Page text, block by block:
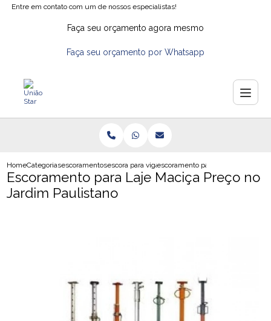
Entre em contato com um de nossos especialistas!
Faça seu orçamento agora mesmo
Faça seu orçamento por Whatsapp
HomeCategoriasescoramentosescora para vigasescoramento para laje macica
Escoramento para Laje Maciça Preço no
Jardim Paulistano